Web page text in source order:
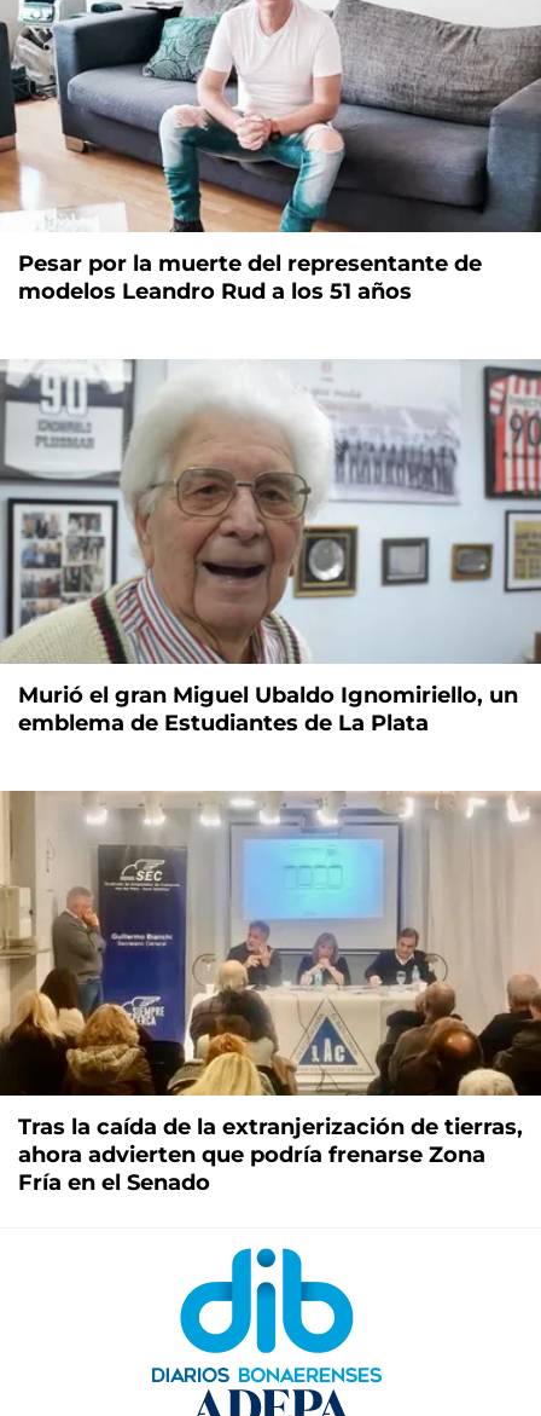
Pesar por la muerte del representante de
modelos Leandro Rud a los 51 años
Murió el gran Miguel Ubaldo Ignomiriello, un
emblema de Estudiantes de La Plata
Tras la caída de la extranjerización de tierras,
ahora advierten que podría frenarse Zona
Fría en el Senado